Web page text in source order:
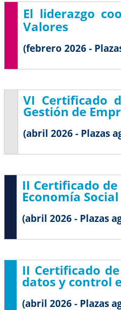
El liderazgo
Valores
(febrero 2026 -
VI Certificado
Gestión de
(abril 2026 - Plazas
II Certificado
Economía Social
(abril 2026 - Plazas
II Certificado
datos y control
(abril 2026 - Plazas